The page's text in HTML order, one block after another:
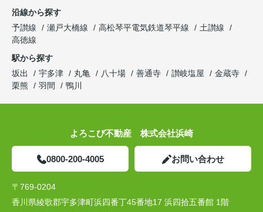
沿線から探す
予讃線
瀬戸大橋線 高松琴平電気鉄道琴平線
土讃線
高徳線
駅から探す
坂出
宇多津 丸亀 八十場 善通寺 讃岐塩屋
金蔵寺
栗熊
羽間 鴨川
よろこび不動産 株式会社浜崎
0800-200-4005 お問い合わせ
〒769-0204
香川県綾歌郡宇多津町浜四番丁45番地17 浜四拾五番館 1階